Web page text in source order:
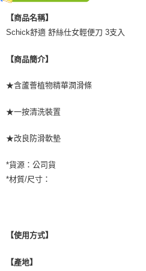
【商品名稱】
Schick舒適 舒絲仕女輕便刀 3支入
【商品簡介】
★含蘆薈植物精華潤滑條
★一按清洗裝置
★改良防滑軟墊
*貨源：公司貨
*材質/尺寸：
【使用方式】
【產地】